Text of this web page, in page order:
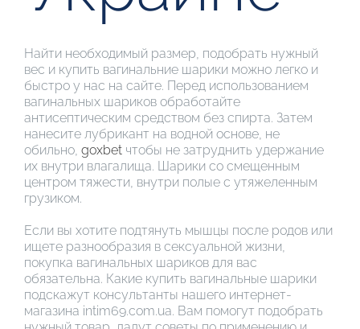
Найти необходимый размер, подобрать нужный
вес и купить вагинальние шарики можно легко и
быстро у нас на сайте. Перед использованием
вагинальных шариков обработайте
антисептическим средством без спирта. Затем
нанесите лубрикант на водной основе, не
обильно, goxbet чтобы не затруднить удержание
их внутри влагалища. Шарики со смещенным
центром тяжести, внутри полые с утяжеленным
грузиком.
Если вы хотите подтянуть мышцы после родов или
ищете разнообразия в сексуальной жизни,
покупка вагинальных шариков для вас
обязательна. Какие купить вагинальные шарики
подскажут консультанты нашего интернет-
магазина intim69.com.ua. Вам помогут подобрать